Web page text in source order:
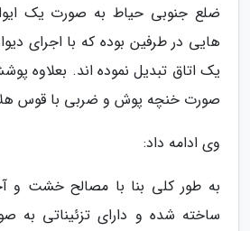
ضلع جنوبی حیاط به صورت یک
هایی در طرفین بوده که با اجرای
یک اتاق تبدیل نموده اند. بعلاوه
صورت خنچه پوش و ضربی با قوس
وی ادامه داد:
به طور کلی بنا با مصالح خشت و
ساخته شده و دارای تزئیناتی به